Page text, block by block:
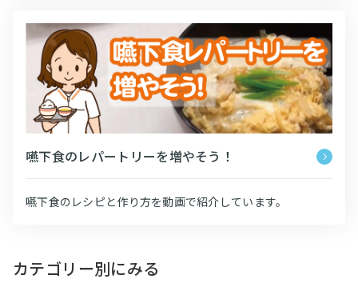
嚥下食のレパートリーを増やそう！
嚥下食のレシピと作り方を動画で紹介しています。
カテゴリー別にみる